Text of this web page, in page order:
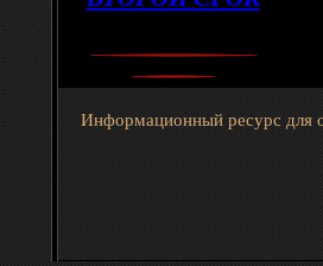
Информационный ресурс для